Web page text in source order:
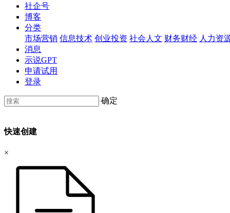
社企号
博客
分类
市场营销 信息技术 创业投资 社会人文 财务财经 人力资
消息
示说GPT
申请试用
登录
确定
快速创建
×